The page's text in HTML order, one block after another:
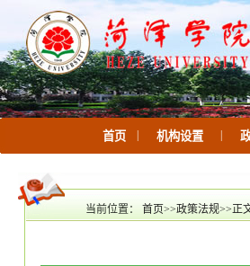
首页 机构设置
当前位置： 首页>>政策法规>>正